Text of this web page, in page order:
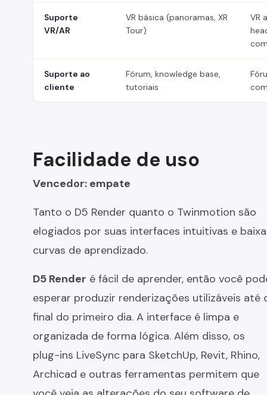
Suporte
VR/AR
VR básica (panoramas, XR
Tour)
VR
Suporte ao
cliente
Fórum, knowledge base,
tutoriais
Facilidade de uso
Vencedor: empate
Tanto o D5 Render quanto o Twinmotion são
elogiados por suas interfaces intuitivas e
curvas de aprendizado.
D5 Render é fácil de aprender, então você
esperar produzir renderizações utilizáveis até
final do primeiro dia. A interface é limpa e
organizada de forma lógica. Além disso, os
plug-ins LiveSync para SketchUp, Revit, Rhino,
Archicad e outras ferramentas permitem que